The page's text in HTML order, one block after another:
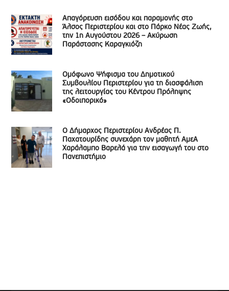
Απαγόρευση εισόδου και παραμονής στο
Άλσος Περιστερίου και στο Πάρκο Νέας Ζωής,
την 1η Αυγούστου 2026 – Ακύρωση
Παράστασης Καραγκιόζη
Ομόφωνο Ψήφισμα του Δημοτικού
Συμβουλίου Περιστερίου για τη διασφάλιση
της λειτουργίας του Κέντρου Πρόληψης
«Οδοιπορικό»
Ο Δήμαρχος Περιστερίου Ανδρέας Π.
Παχατουρίδης συνεχάρη τον μαθητή ΑμεΑ
Χαράλαμπο Βαρελά για την εισαγωγή του στο
Πανεπιστήμιο